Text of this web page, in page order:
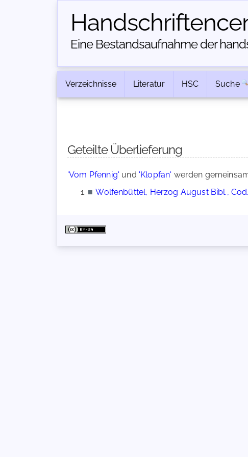
Eine Bestandsaufnahme der
Verzeichnisse Literatur HSC Suche
Geteilte Überlieferung
'Vom Pfennig' und 'Klopfan' werden
■ Wolfenbüttel, Herzog August Bibl., Cod.